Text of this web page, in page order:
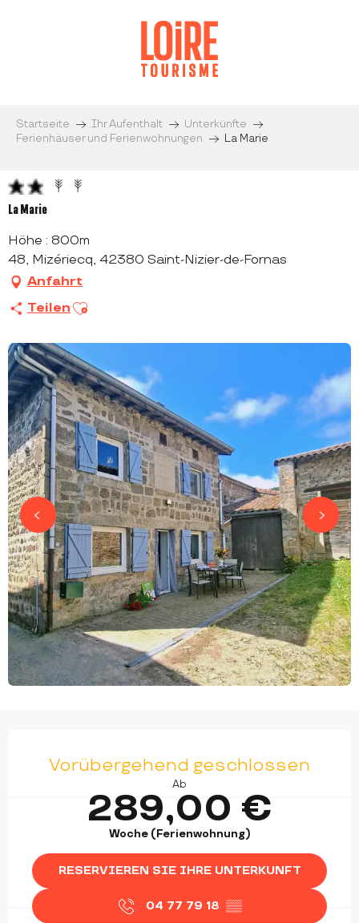
Startseite Ihr Aufenthalt
Unterkünfte
Ferienhäuser und Ferienwohnungen
La Marie
La Marie
Höhe : 800m
48, Mizériecq, 42380 Saint-Nizier-de-Fornas
Anfahrt
Teilen Ajouter aux favoris
Vorübergehend geschlossen
Ab
289,00 €
Woche (Ferienwohnung)
RESERVIEREN SIE IHRE UNTERKUNFT
04 77 79 18 ▒▒